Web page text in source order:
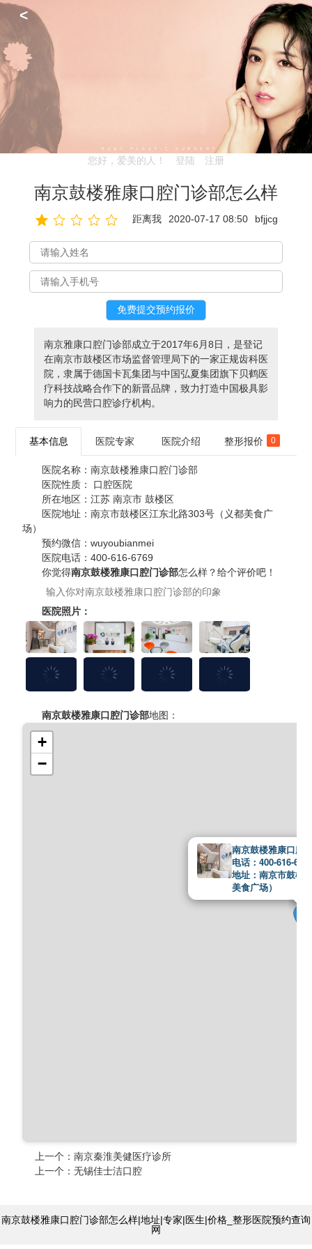
<
您好，爱美的人！ 登陆 注册
南京鼓楼雅康口腔门诊部怎么样
距离我 2020-07-17 08:50 bfjjcg
南京雅康口腔门诊部成立于2017年6月8日，是登记
在南京市鼓楼区市场监督管理局下的一家正规齿科医
院，隶属于德国卡瓦集团与中国弘夏集团旗下贝鹤医
疗科技战略合作下的新晋品牌，致力打造中国极具影
响力的民营口腔诊疗机构。
基本信息 医院专家 医院介绍 整形报价 0
医院名称：南京鼓楼雅康口腔门诊部
医院性质：
口腔医院
所在地区：江苏 南京市 鼓楼区
医院地址：南京市鼓楼区江东北路303号（义都美食广
场）
预约微信：wuyoubianmei
医院电话：400-616-6769
你觉得南京鼓楼雅康口腔门诊部怎么样？给个评价吧！
医院照片：
南京鼓楼雅康口腔门诊部地图：
南京鼓楼雅康口腔
电话：400-616-
地址：南京市鼓楼
美食广场）
+
−
上一个：南京秦淮美健医疗诊所
上一个：无锡佳士洁口腔
南京鼓楼雅康口腔门诊部怎么样|地址|专家|医生|价格_整形医院预约查询
网